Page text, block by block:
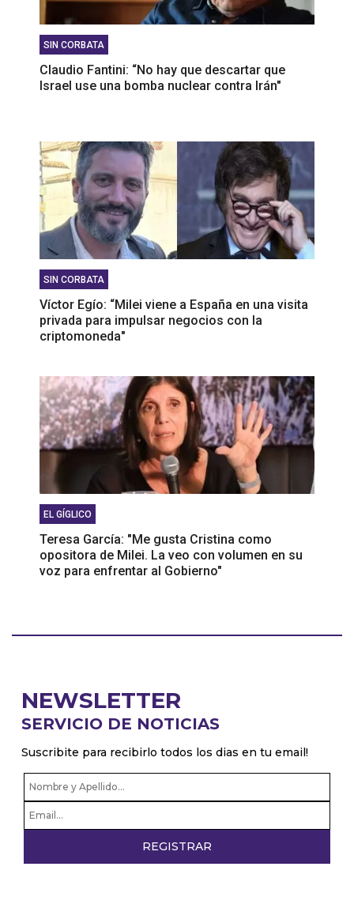
SIN CORBATA
Claudio Fantini: “No hay que descartar que
Israel use una bomba nuclear contra Irán"
SIN CORBATA
Víctor Egío: “Milei viene a España en una visita
privada para impulsar negocios con la
criptomoneda"
EL GÍGLICO
Teresa García: "Me gusta Cristina como
opositora de Milei. La veo con volumen en su
voz para enfrentar al Gobierno"
NEWSLETTER
SERVICIO DE NOTICIAS
Suscribite para recibirlo todos los dias en tu email!